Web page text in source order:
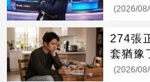
(2026/
274張
套猶豫
(2026/